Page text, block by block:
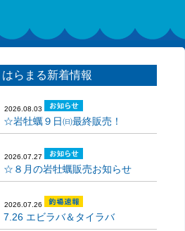
はらまる新着情報
2026.08.03
☆岩牡蠣９日㈰最終販売！
2026.07.27
☆８月の岩牡蠣販売お知らせ
2026.07.26
7.26 エビラバ＆タイラバ